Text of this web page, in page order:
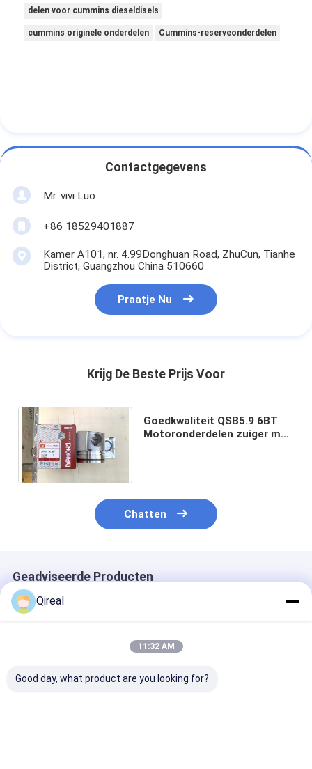
delen voor cummins dieseldisels
cummins originele onderdelen Cummins-reserveonderdelen
Contactgegevens
Mr. vivi Luo
+86 18529401887
Kamer A101, nr. 4.99Donghuan Road, ZhuCun, Tianhe
District, Guangzhou China 510660
Praatje Nu
Krijg De Beste Prijs Voor
Goedkwaliteit QSB5.9 6BT
Motoronderdelen zuiger met
Chatten
Geadviseerde Producten
Qireal
11:32 AM
Good day, what product are you looking for?